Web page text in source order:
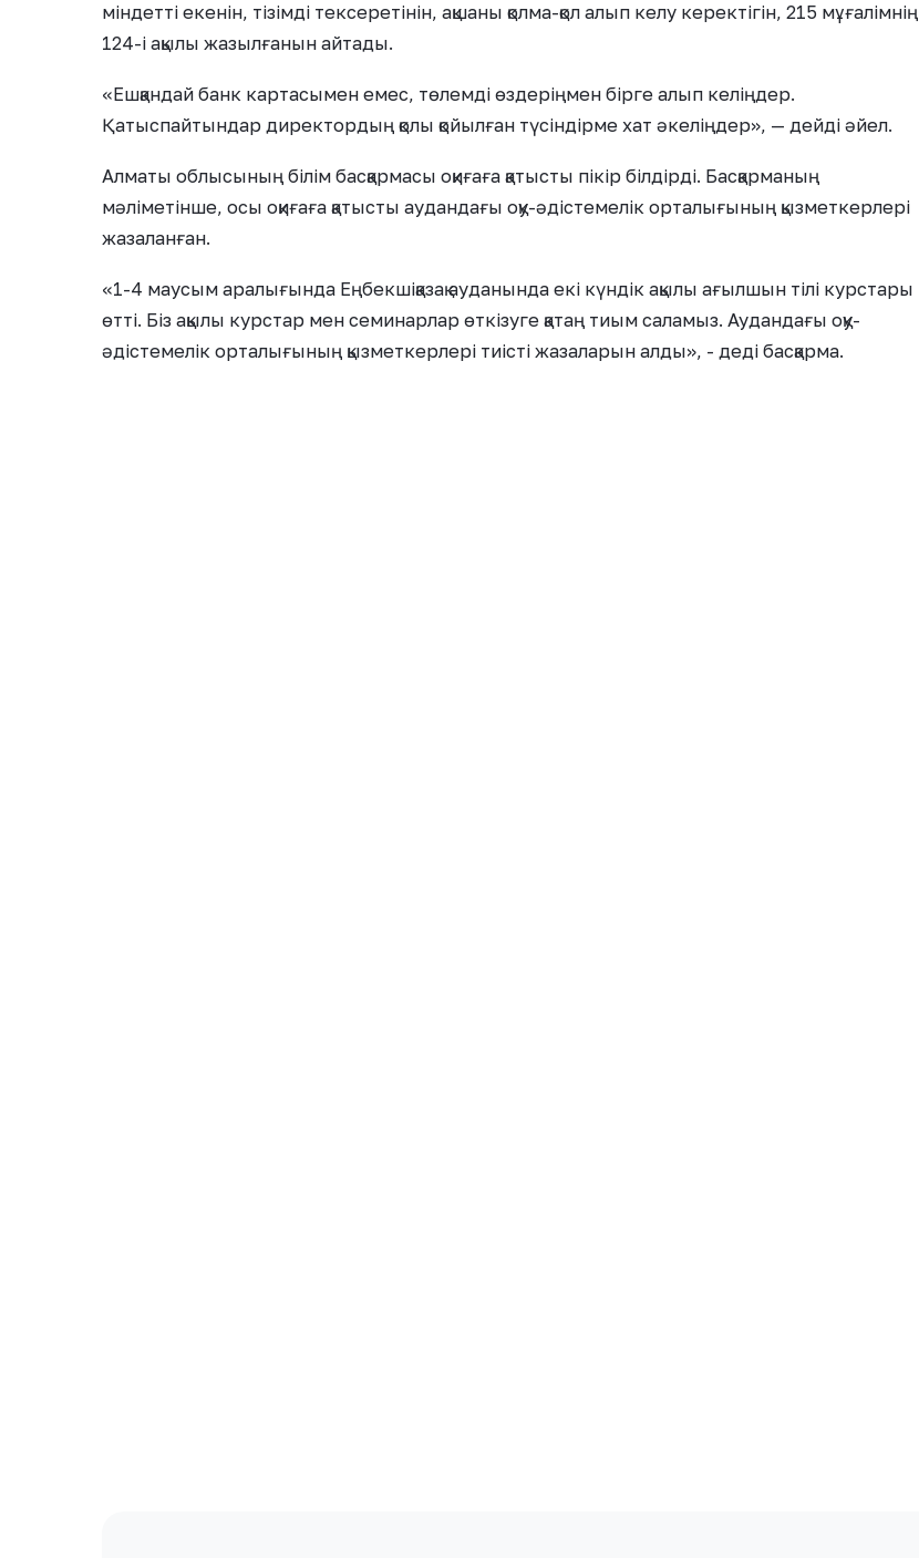
міндетті екенін, тізімді тексеретінін, ақшаны қолма-қол алып келу керектігін, 215 мұғалімнің
124-і ақылы жазылғанын айтады.
«Ешқандай банк картасымен емес, төлемді өздеріңмен бірге алып келіңдер.
Қатыспайтындар директордың қолы қойылған түсіндірме хат әкеліңдер», — дейді әйел.
Алматы облысының білім басқармасы оқиғаға қатысты пікір білдірді. Басқарманың
мәліметінше, осы оқиғаға қатысты аудандағы оқу-әдістемелік орталығының қызметкерлері
жазаланған.
«1-4 маусым аралығында Еңбекшіқазақ ауданында екі күндік ақылы ағылшын тілі курстары
өтті. Біз ақылы курстар мен семинарлар өткізуге қатаң тиым саламыз. Аудандағы оқу-
әдістемелік орталығының қызметкерлері тиісті жазаларын алды», ​​- деді басқарма.